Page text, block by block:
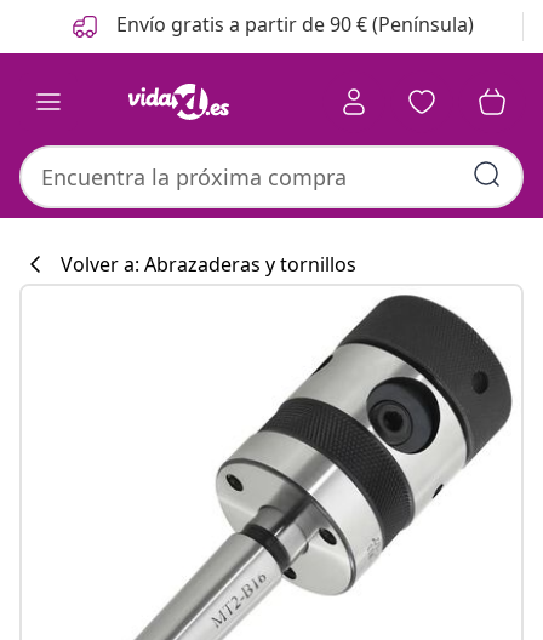
Anterior
Siguiente Envío gratis a partir de 90 € (Península)
#sharemevidaxl
Colección de
Volver a: Abrazaderas y tornillos